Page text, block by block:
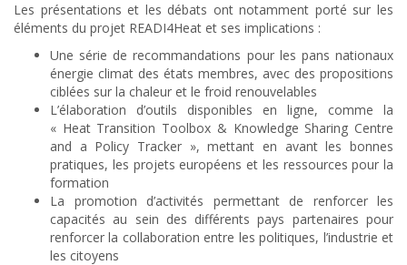
Les présentations et les débats ont notamment porté sur les
éléments du projet READI4Heat et ses implications :
Une série de recommandations pour les pans nationaux
énergie climat des états membres, avec des propositions
ciblées sur la chaleur et le froid renouvelables
L’élaboration d’outils disponibles en ligne, comme la
« Heat Transition Toolbox & Knowledge Sharing Centre
and a Policy Tracker », mettant en avant les bonnes
pratiques, les projets européens et les ressources pour la
formation
La promotion d’activités permettant de renforcer les
capacités au sein des différents pays partenaires pour
renforcer la collaboration entre les politiques, l’industrie et
les citoyens